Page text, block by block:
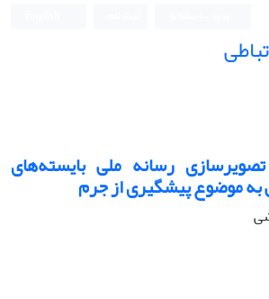
رسانه ملی بایسته‌های
به موضوع پیشگیری از جرم